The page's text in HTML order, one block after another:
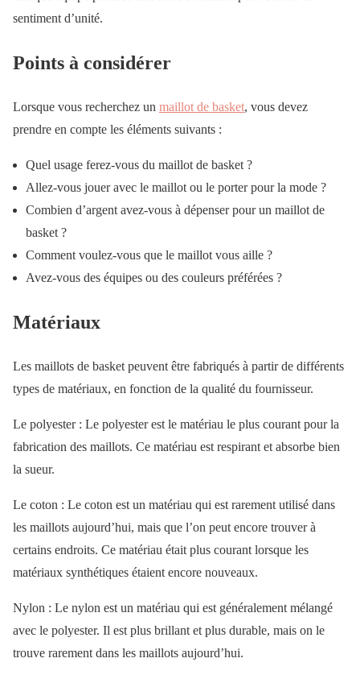
sentiment d’unité.
Points à considérer
Lorsque vous recherchez un maillot de basket, vous devez
prendre en compte les éléments suivants :
Quel usage ferez-vous du maillot de basket ?
Allez-vous jouer avec le maillot ou le porter pour la mode ?
Combien d’argent avez-vous à dépenser pour un maillot de
basket ?
Comment voulez-vous que le maillot vous aille ?
Avez-vous des équipes ou des couleurs préférées ?
Matériaux
Les maillots de basket peuvent être fabriqués à partir de différents
types de matériaux, en fonction de la qualité du fournisseur.
Le polyester : Le polyester est le matériau le plus courant pour la
fabrication des maillots. Ce matériau est respirant et absorbe bien
la sueur.
Le coton : Le coton est un matériau qui est rarement utilisé dans
les maillots aujourd’hui, mais que l’on peut encore trouver à
certains endroits. Ce matériau était plus courant lorsque les
matériaux synthétiques étaient encore nouveaux.
Nylon : Le nylon est un matériau qui est généralement mélangé
avec le polyester. Il est plus brillant et plus durable, mais on le
trouve rarement dans les maillots aujourd’hui.